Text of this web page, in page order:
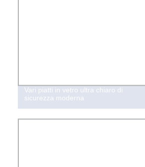
Vari piatti in vetro ultra chiaro di
sicurezza moderna